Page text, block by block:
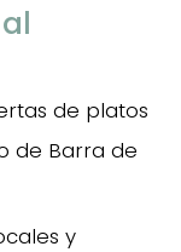
de platos
de Barra de
y